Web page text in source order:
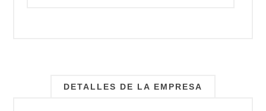
DETALLES DE LA EMPRESA